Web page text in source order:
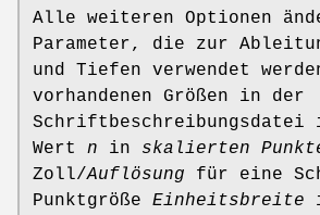
Alle weiteren Optionen
Parameter, die zur
und Tiefen verwendet
vorhandenen Größen in der
Wert n in skalierten
Zoll/Auflösung für eine
Punktgröße Einheitsbreite